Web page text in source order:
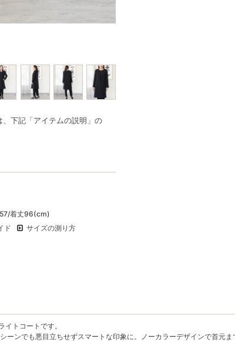
下記「アイテムの説明」の
着丈96(cm)
ド サイズの測り方
トコートです。
ーンでも悪目立ちせずスマートな印象に。ノーカラーデザインで首元